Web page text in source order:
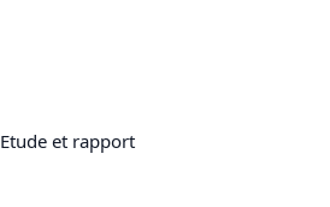
Etude et rapport